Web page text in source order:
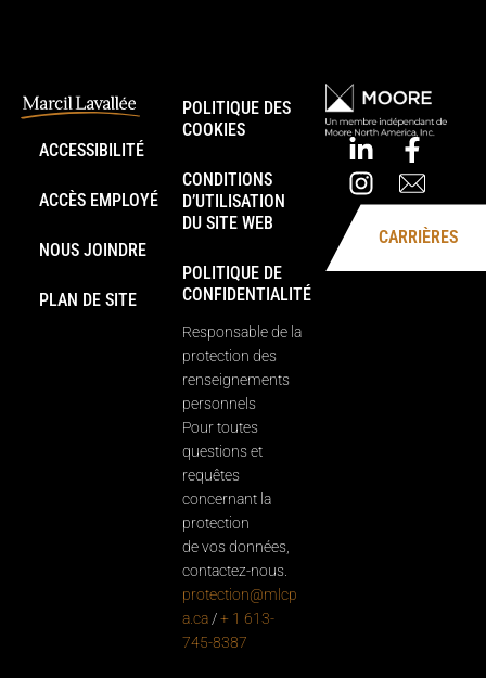
ACCESSIBILITÉ
ACCÈS EMPLOYÉ
NOUS JOINDRE
PLAN DE SITE
POLITIQUE DES
COOKIES
CONDITIONS
D’UTILISATION
DU SITE WEB
POLITIQUE DE
CONFIDENTIALITÉ
Responsable de la
protection des
renseignements
personnels
Pour toutes
questions et
requêtes
concernant la
protection
de vos données,
contactez-nous.
protection@mlcp
a.ca /+ 1 613-
745-8387
CARRIÈRES